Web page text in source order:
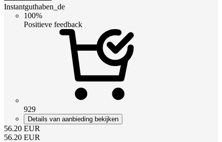
Instantguthaben_de
100%
Positieve feedback
929
Details van aanbieding bekijken
56.20 EUR
56.20 EUR